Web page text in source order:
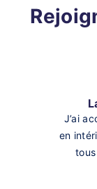
J’ai
en